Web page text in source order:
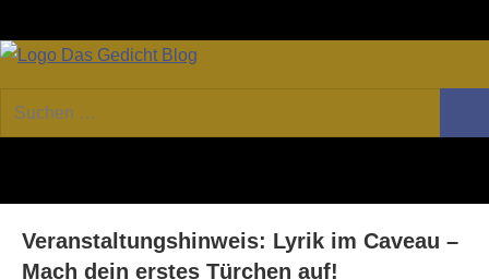
Inhalt
GEDICHT
Forum
von
Lyrik,
Suchen
nach:
Veranstaltungshinweis: Lyrik im Caveau –
Mach dein erstes Türchen auf!